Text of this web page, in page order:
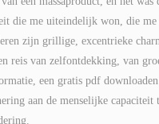
die me uiteindelijk won, die me
zijn grillige, excentrieke
reis van zelfontdekking, van
een gratis pdf downloaden
aan de menselijke capaciteit